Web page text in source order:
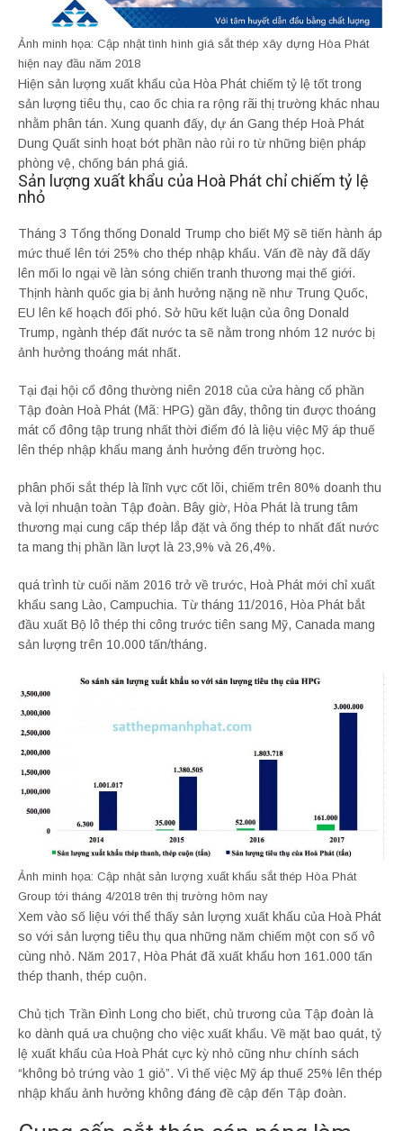
Ảnh minh họa: Cập nhật tình hình giá sắt thép xây dựng Hòa Phát
hiện nay đầu năm 2018
Hiện sản lượng xuất khẩu của Hòa Phát chiếm tỷ lệ tốt trong
sản lượng tiêu thụ, cao ốc chia ra rộng rãi thị trường khác nhau
nhằm phân tán. Xung quanh đấy, dự án Gang thép Hoà Phát
Dung Quất sinh hoạt bớt phần nào rủi ro từ những biện pháp
phòng vệ, chống bán phá giá.
Sản lượng xuất khẩu của Hoà Phát chỉ chiếm tỷ lệ
nhỏ
Tháng 3 Tổng thống Donald Trump cho biết Mỹ sẽ tiến hành áp
mức thuế lên tới 25% cho thép nhập khẩu. Vấn đề này đã dấy
lên mối lo ngại về làn sóng chiến tranh thương mại thế giới.
Thịnh hành quốc gia bị ảnh hưởng nặng nề như Trung Quốc,
EU lên kế hoạch đối phó. Sở hữu kết luận của ông Donald
Trump, ngành thép đất nước ta sẽ nằm trong nhóm 12 nước bị
ảnh hưởng thoáng mát nhất.
Tại đại hội cổ đông thường niên 2018 của cửa hàng cổ phần
Tập đoàn Hoà Phát (Mã: HPG) gần đây, thông tin được thoáng
mát cổ đông tập trung nhất thời điểm đó là liệu việc Mỹ áp thuế
lên thép nhập khẩu mang ảnh hưởng đến trường học.
phân phối sắt thép là lĩnh vực cốt lõi, chiếm trên 80% doanh thu
và lợi nhuận toàn Tập đoàn. Bây giờ, Hòa Phát là trung tâm
thương mại cung cấp thép lắp đặt và ống thép to nhất đất nước
ta mang thị phần lần lượt là 23,9% và 26,4%.
quá trình từ cuối năm 2016 trở về trước, Hoà Phát mới chỉ xuất
khẩu sang Lào, Campuchia. Từ tháng 11/2016, Hòa Phát bắt
đầu xuất Bộ lô thép thi công trước tiên sang Mỹ, Canada mang
sản lượng trên 10.000 tấn/tháng.
Ảnh minh họa: Cập nhật sản lượng xuất khẩu sắt thép Hòa Phát
Group tới tháng 4/2018 trên thị trường hôm nay
Xem vào số liệu với thể thấy sản lượng xuất khẩu của Hoà Phát
so với sản lượng tiêu thụ qua những năm chiếm một con số vô
cùng nhỏ. Năm 2017, Hòa Phát đã xuất khẩu hơn 161.000 tấn
thép thanh, thép cuộn.
Chủ tịch Trần Đình Long cho biết, chủ trương của Tập đoàn là
ko dành quá ưa chuộng cho việc xuất khẩu. Về mặt bao quát, tỷ
lệ xuất khẩu của Hoà Phát cực kỳ nhỏ cũng như chính sách
“không bỏ trứng vào 1 giỏ”. Vì thế việc Mỹ áp thuế 25% lên thép
nhập khẩu ảnh hưởng không đáng đề cập đến Tập đoàn.